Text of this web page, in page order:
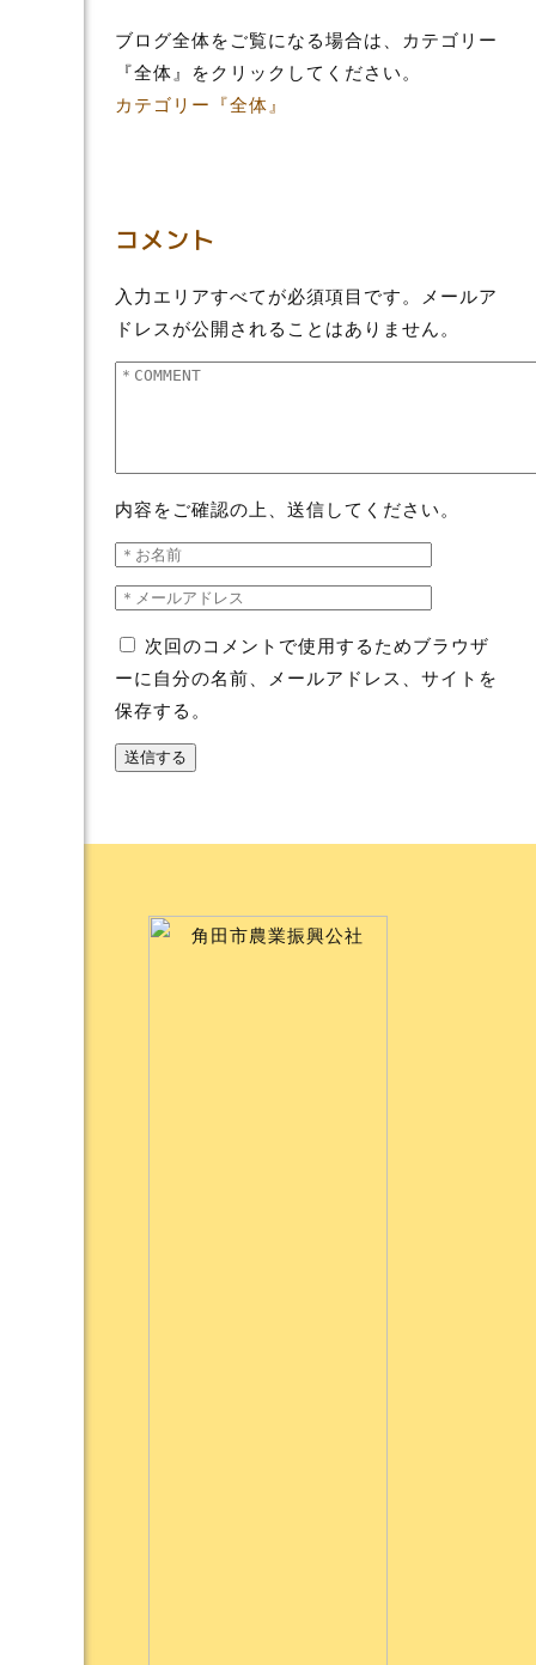
ブログ全体をご覧になる場合は、カテゴリー
『全体』をクリックしてください。
カテゴリー『全体』
コメント
入力エリアすべてが必須項目です。メールア
ドレスが公開されることはありません。
内容をご確認の上、送信してください。
次回のコメントで使用するためブラウザ
ーに自分の名前、メールアドレス、サイトを
保存する。